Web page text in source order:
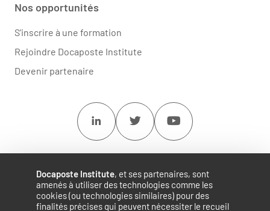
Docaposte Institute, et ses partenaires, sont
amenés à utiliser des technologies comme les
cookies (ou technologies similaires) pour des
finalités précises qui peuvent nécessiter le recueil
Nos opportunités
S'inscrire à une formation
Rejoindre Docaposte Institute
Devenir partenaire
Linkedin Twitter Youtube